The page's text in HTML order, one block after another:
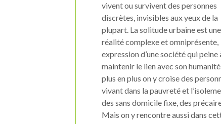
vivent ou survivent des personnes
discrètes, invisibles aux yeux de la
plupart. La solitude urbaine est une
réalité complexe et omniprésente,
expression d’une société qui peine
maintenir le lien avec son
plus en plus on y croise des
vivant dans la pauvreté et
des sans domicile fixe, des
Mais on y rencontre aussi dans